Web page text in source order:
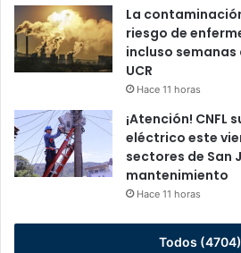
La
riesgo de
incluso semanas
UCR
Hace 11 horas
¡Atención! CNFL
eléctrico este
sectores de San
mantenimiento
Hace 11 horas
Todos (4704)